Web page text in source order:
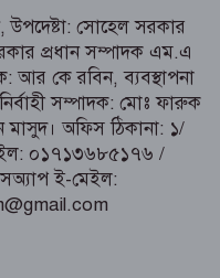
ও মানবিক ইউএনও
কর্মদক্ষতায় মানুষের হৃদয়ে
তিনটি গরুকে বিষ খাইয়ে
উপদেষ্টা: সোহেল সরকার
প্রধান সম্পাদক এম.এ
আর কে রবিন, ব্যবস্থাপনা
সম্পাদক: মোঃ ফারুক
মাসুদ। অফিস ঠিকানা: ১/
০১৭১৩৬৮৫১৭৬ /
ই-মেইল: